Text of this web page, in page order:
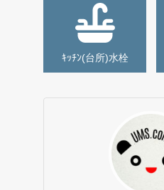
ｷｯﾁﾝ(台所)水栓